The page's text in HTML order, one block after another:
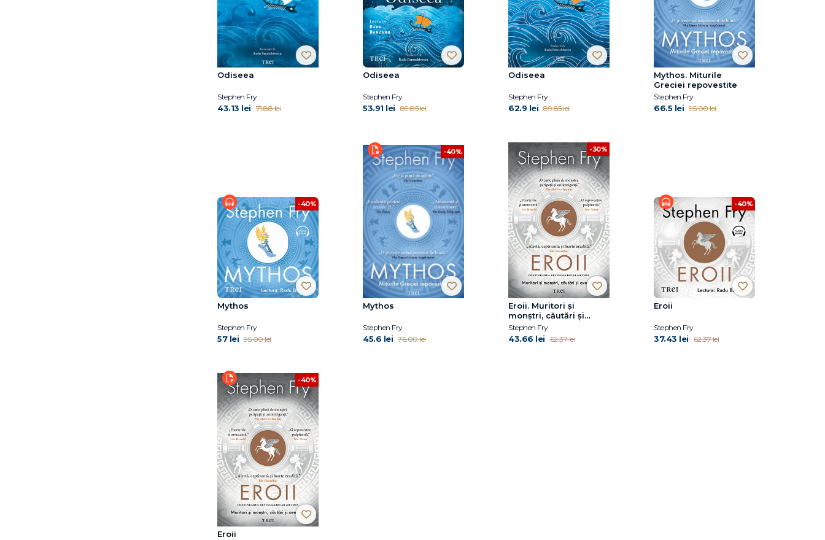
Odiseea
Stephen Fry
43.13 lei 71.88 lei
Odiseea
Stephen Fry
53.91 lei 89.85 lei
Odiseea
Stephen Fry
62.9 lei 89.85 lei
Mythos. Miturile
Greciei repovestite
Stephen Fry
66.5 lei 95.00 lei
-40%
Mythos
Stephen Fry
57 lei 95.00 lei
-40%
Mythos
Stephen Fry
45.6 lei 76.00 lei
-30%
Eroii. Muritori şi
monştri, căutări şi
aventuri
Stephen Fry
43.66 lei 62.37 lei
-40%
Eroii
Stephen Fry
37.43 lei 62.37 lei
-40%
Eroii